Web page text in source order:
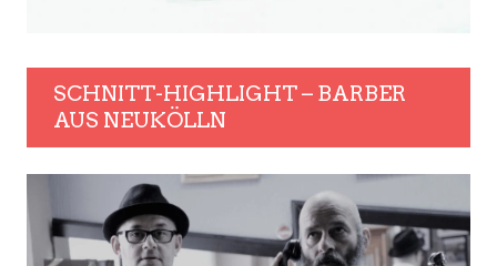
SCHNITT-HIGHLIGHT – BARBER
AUS NEUKÖLLN